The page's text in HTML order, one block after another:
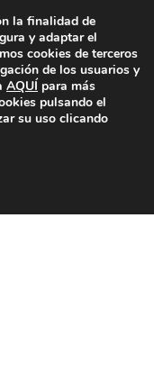
Área Privada
la finalidad de
y adaptar el
cookies de terceros
de los usuarios y
AQUÍ para más
pulsando el
su uso clicando